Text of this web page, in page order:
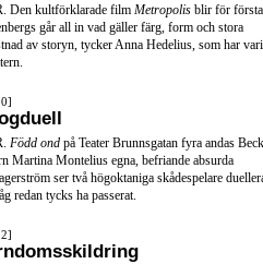
Den kultförklarade film Metropolis blir för första
går all in vad gäller färg, form och stora
av storyn, tycker Anna Hedelius, som har
Född ond på Teater Brunnsgatan fyra andas
Martina Montelius egna, befriande absurda
ser två högoktaniga skådespelare
redan tycks ha passerat.